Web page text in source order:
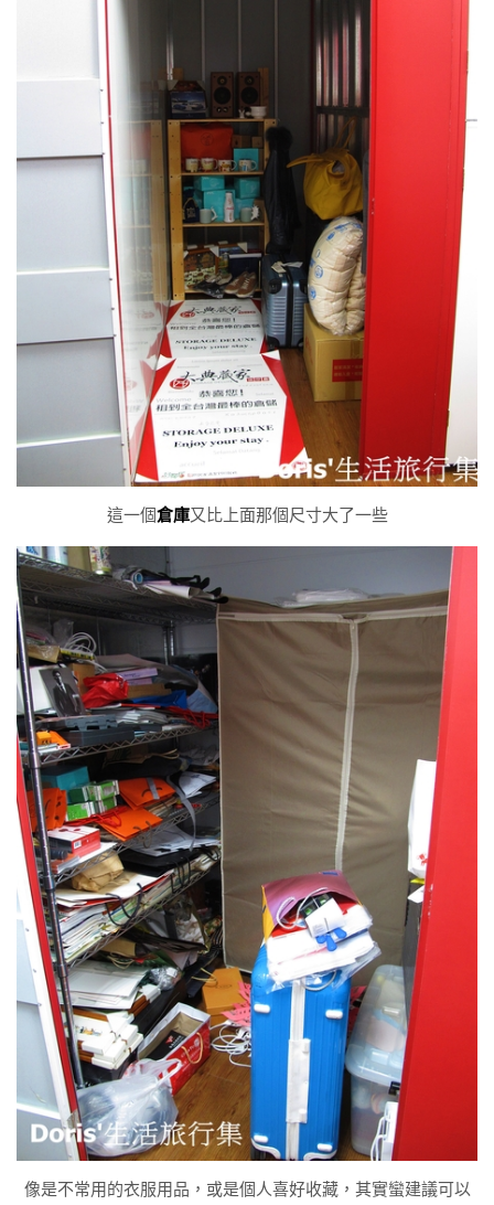
這一個倉庫又比上面那個尺寸大了一些
像是不常用的衣服用品，或是個人喜好收藏，其實蠻建議可以